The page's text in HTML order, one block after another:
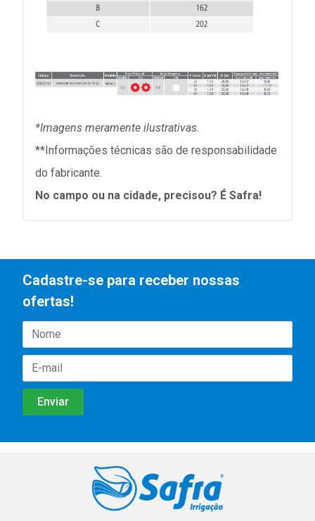
*Imagens meramente ilustrativas.
**Informações técnicas são de responsabilidade
do fabricante.
No campo ou na cidade, precisou? É Safra!
Cadastre-se para receber nossas
ofertas!